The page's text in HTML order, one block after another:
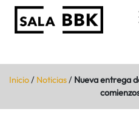
Inicio/ Noticias/ Nueva entrega